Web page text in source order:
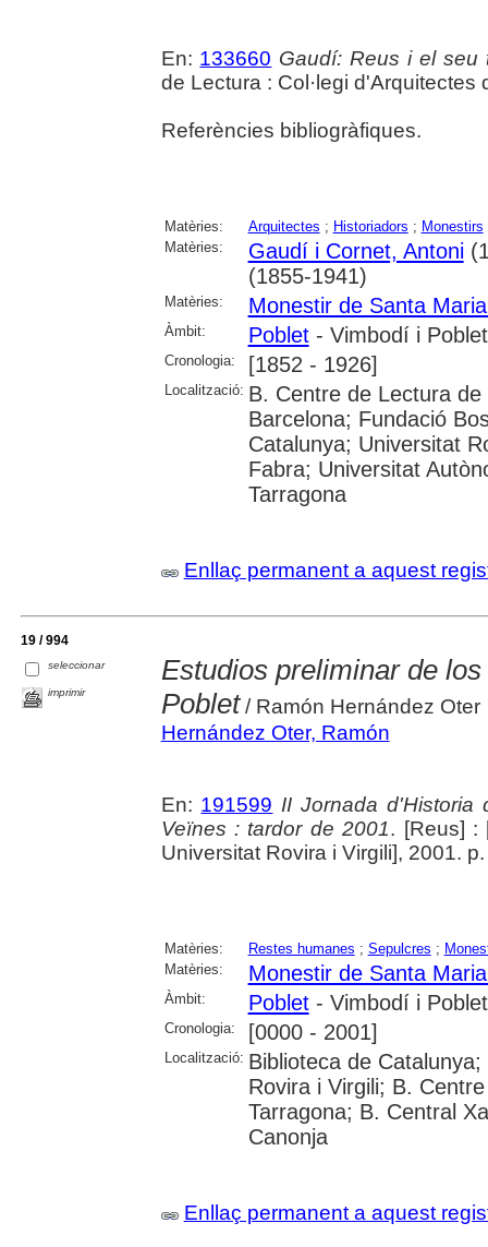
En: 133660 Gaudí: Reus i el seu
de Lectura : Col·legi
Referències bibliogràfiques.
Matèries: Arquitectes ; Historiadors ; Monestirs
Matèries:
Gaudí i Cornet, Antoni
(1855-1941)
Matèries: Monestir de Santa
Àmbit: Poblet- Vimbodí i
Cronologia: [1852 - 1926]
Localització: B. Centre de Lectura
Barcelona; Fundació
Catalunya; Universitat
Fabra; Universitat
Tarragona
Enllaç permanent a aquest
19 / 994
seleccionar
imprimir
Estudios preliminar de
Poblet/ Ramón Hernández Oter
Hernández Oter, Ramón
En: 191599 II Jornada d'Historia
Veïnes : tardor de 2001. [Reus] :
Universitat Rovira i Virgili], 2001.
Matèries: Restes humanes ; Sepulcres ;
Matèries:
Monestir de Santa
Àmbit: Poblet- Vimbodí i Poblet
Cronologia: [0000 - 2001]
Localització: Biblioteca de
Rovira i Virgili; B.
Tarragona; B. Central
Canonja
Enllaç permanent a aquest